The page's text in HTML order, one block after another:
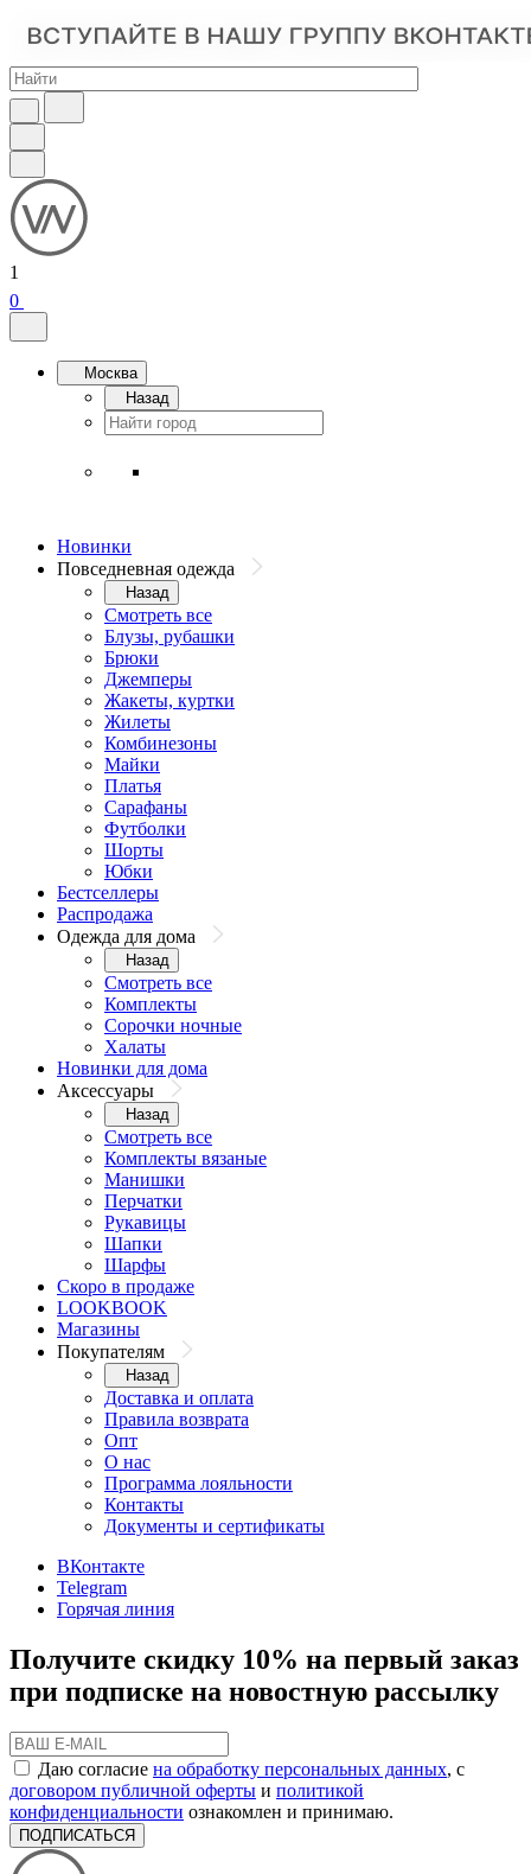
1
0
Москва
Назад
Новинки
Повседневная одежда
Назад
Смотреть все
Блузы, рубашки
Брюки
Джемперы
Жакеты, куртки
Жилеты
Комбинезоны
Майки
Платья
Сарафаны
Футболки
Шорты
Юбки
Бестселлеры
Распродажа
Одежда для дома
Назад
Смотреть все
Комплекты
Сорочки ночные
Халаты
Новинки для дома
Аксессуары
Назад
Смотреть все
Комплекты вязаные
Манишки
Перчатки
Рукавицы
Шапки
Шарфы
Скоро в продаже
LOOKBOOK
Магазины
Покупателям
Назад
Доставка и оплата
Правила возврата
Опт
О нас
Программа лояльности
Контакты
Документы и сертификаты
ВКонтакте
Telegram
Горячая линия
Получите скидку 10% на первый заказ
при подписке на новостную рассылку
Даю согласие на обработку персональных данных, с
договором публичной оферты и политикой
конфиденциальности ознакомлен и принимаю.
ПОДПИСАТЬСЯ